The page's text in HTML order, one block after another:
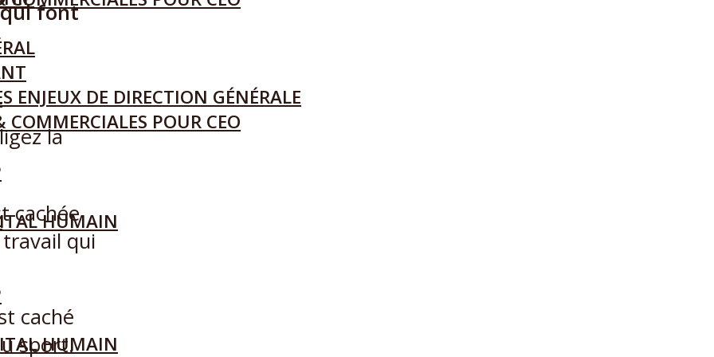
HUMAIN
ENJEUX DE DIRECTION GÉNÉRALE
POUR CEO
HUMAIN
font
la
cachée
qui
caché
sport.